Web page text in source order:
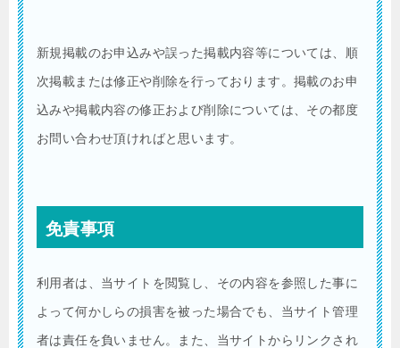
新規掲載のお申込みや誤った掲載内容等については、順
次掲載または修正や削除を行っております。掲載のお申
込みや掲載内容の修正および削除については、その都度
お問い合わせ頂ければと思います。
免責事項
利用者は、当サイトを閲覧し、その内容を参照した事に
よって何かしらの損害を被った場合でも、当サイト管理
者は責任を負いません。また、当サイトからリンクされ